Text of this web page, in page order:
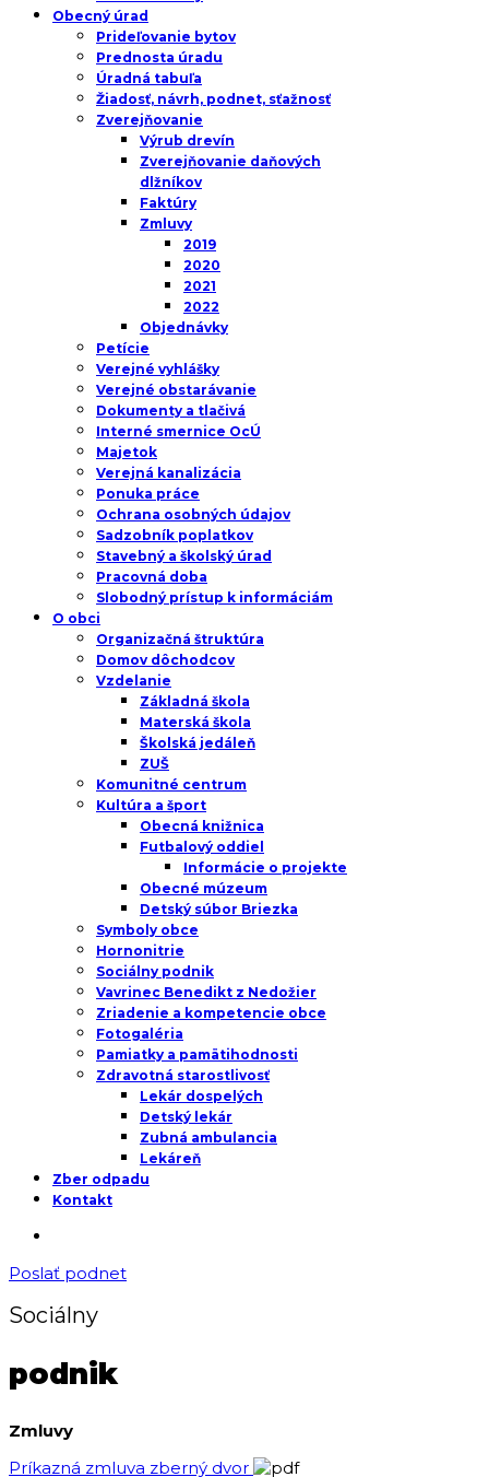
Obecný úrad
Prideľovanie bytov
Prednosta úradu
Úradná tabuľa
Žiadosť, návrh, podnet, sťažnosť
Zverejňovanie
Výrub drevín
Zverejňovanie daňových
dlžníkov
Faktúry
Zmluvy
2019
2020
2021
2022
Objednávky
Petície
Verejné vyhlášky
Verejné obstarávanie
Dokumenty a tlačivá
Interné smernice OcÚ
Majetok
Verejná kanalizácia
Ponuka práce
Ochrana osobných údajov
Sadzobník poplatkov
Stavebný a školský úrad
Pracovná doba
Slobodný prístup k informáciám
O obci
Organizačná štruktúra
Domov dôchodcov
Vzdelanie
Základná škola
Materská škola
Školská jedáleň
ZUŠ
Komunitné centrum
Kultúra a šport
Obecná knižnica
Futbalový oddiel
Informácie o projekte
Obecné múzeum
Detský súbor Briezka
Symboly obce
Hornonitrie
Sociálny podnik
Vavrinec Benedikt z Nedožier
Zriadenie a kompetencie obce
Fotogaléria
Pamiatky a pamätihodnosti
Zdravotná starostlivosť
Lekár dospelých
Detský lekár
Zubná ambulancia
Lekáreň
Zber odpadu
Kontakt
Poslať podnet
Sociálny
podnik
Zmluvy
Príkazná zmluva zberný dvor